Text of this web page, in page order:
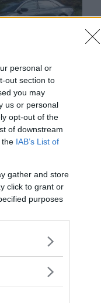
personal or
out section to
you may
us or personal
opt-out of the
of downstream
the IAB’s List of
gather and store
click to grant or
purposes
RAV4
Audi Q3 och